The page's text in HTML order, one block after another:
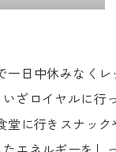
一日中休みなくレ
ざロイヤルに行
堂に行きスナック